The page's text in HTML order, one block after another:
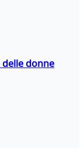
delle donne